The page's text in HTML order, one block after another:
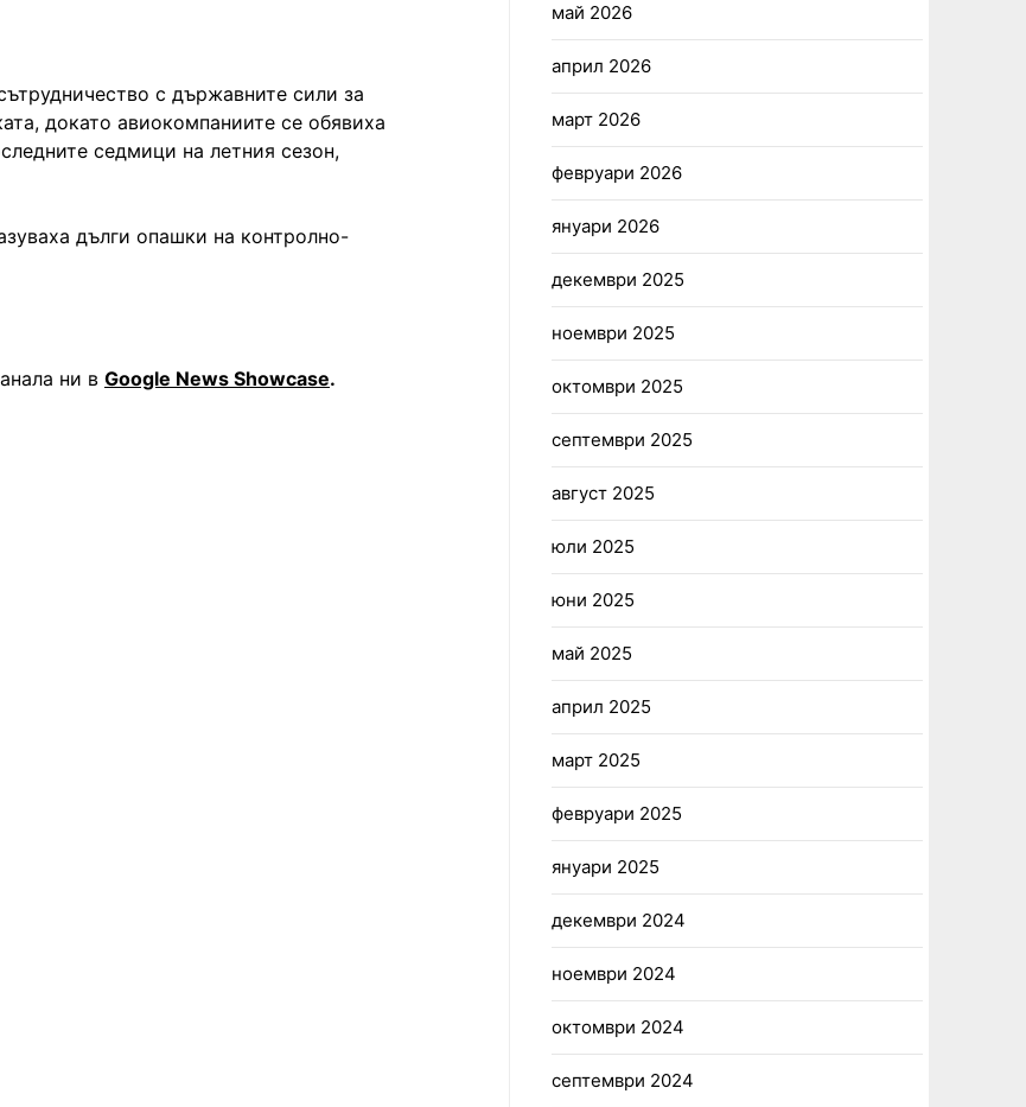
с държавните сили за
докато авиокомпаниите се обявиха
седмици на летния сезон,
дълги опашки на контролно-
ни в Google News Showcase.
май 2026
април 2026
март 2026
февруари 2026
януари 2026
декември 2025
ноември 2025
октомври 2025
септември 2025
август 2025
юли 2025
юни 2025
май 2025
април 2025
март 2025
февруари 2025
януари 2025
декември 2024
ноември 2024
октомври 2024
септември 2024